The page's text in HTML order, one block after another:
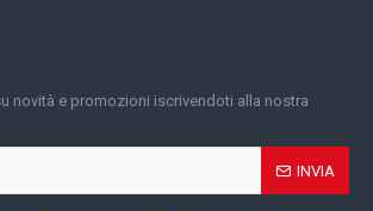
novità e promozioni iscrivendoti alla nostra
INVIA